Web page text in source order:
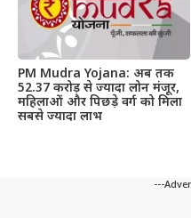
PM Mudra Yojana: अब तक
52.37 करोड़ से ज्यादा लोन मंजूर,
महिलाओं और पिछड़े वर्ग को मिला
सबसे ज्यादा लाभ
---